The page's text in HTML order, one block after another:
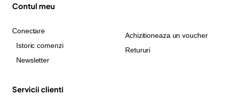
Contul meu
Conectare
Istoric comenzi
Newsletter
Achizitioneaza un voucher
Retururi
Servicii clienti